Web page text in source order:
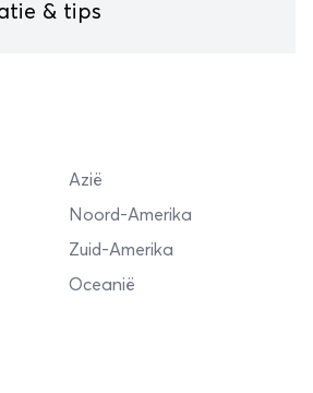
& tips
Azië
Noord-Amerika
Zuid-Amerika
Oceanië